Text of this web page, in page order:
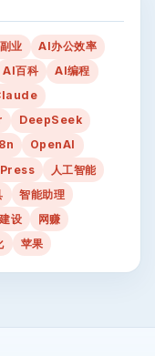
业
AI办公效率
AI百科
AI编程
DeepSeek
OpenAI
人工智能
智能助理
设
网赚
苹果